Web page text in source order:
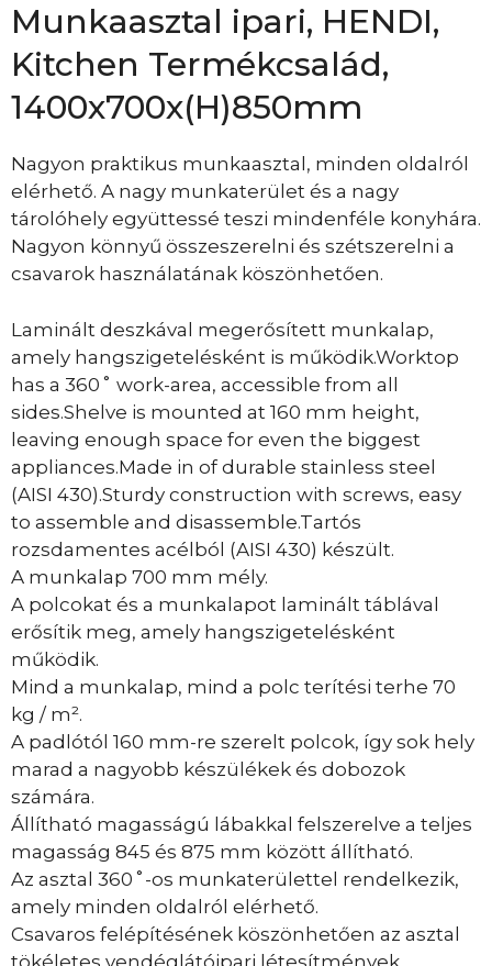
Munkaasztal ipari, HENDI,
Kitchen Termékcsalád,
1400x700x(H)850mm
Nagyon praktikus munkaasztal, minden oldalról
elérhető. A nagy munkaterület és a nagy
tárolóhely együttessé teszi mindenféle konyhára.
Nagyon könnyű összeszerelni és szétszerelni a
csavarok használatának köszönhetően.
Laminált deszkával megerősített munkalap,
amely hangszigetelésként is működik.Worktop
has a 360˚ work-area, accessible from all
sides.Shelve is mounted at 160 mm height,
leaving enough space for even the biggest
appliances.Made in of durable stainless steel
(AISI 430).Sturdy construction with screws, easy
to assemble and disassemble.Tartós
rozsdamentes acélból (AISI 430) készült.
A munkalap 700 mm mély.
A polcokat és a munkalapot laminált táblával
erősítik meg, amely hangszigetelésként
működik.
Mind a munkalap, mind a polc terítési terhe 70
kg / m².
A padlótól 160 mm-re szerelt polcok, így sok hely
marad a nagyobb készülékek és dobozok
számára.
Állítható magasságú lábakkal felszerelve a teljes
magasság 845 és 875 mm között állítható.
Az asztal 360˚-os munkaterülettel rendelkezik,
amely minden oldalról elérhető.
Csavaros felépítésének köszönhetően az asztal
tökéletes vendéglátóipari létesítmények